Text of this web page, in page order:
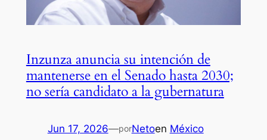
Inzunza anuncia su intención de
mantenerse en el Senado hasta 2030;
no sería candidato a la gubernatura
Jun 17, 2026—porNetoen México